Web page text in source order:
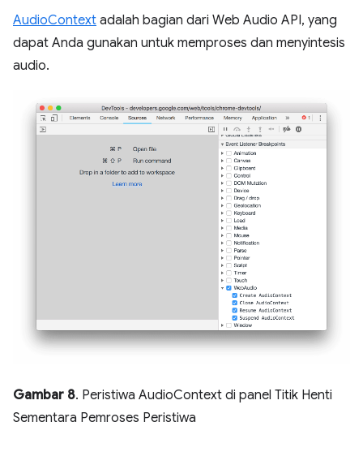
AudioContext adalah bagian dari Web Audio API, yang
dapat Anda gunakan untuk memproses dan menyintesis
audio.
Gambar 8. Peristiwa AudioContext di panel Titik Henti
Sementara Pemroses Peristiwa